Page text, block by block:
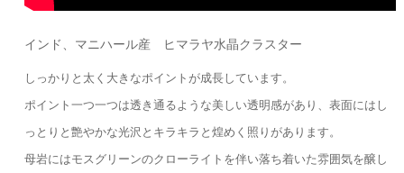
インド、マニハール産 ヒマラヤ水晶クラスター
しっかりと太く大きなポイントが成長しています。
ポイント一つ一つは透き通るような美しい透明感があり、表面にはし
っとりと艶やかな光沢とキラキラと煌めく照りがあります。
母岩にはモスグリーンのクローライトを伴い落ち着いた雰囲気を醸し